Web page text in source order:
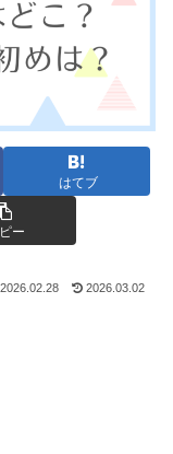
はてブ
ー
2026.02.28 2026.03.02